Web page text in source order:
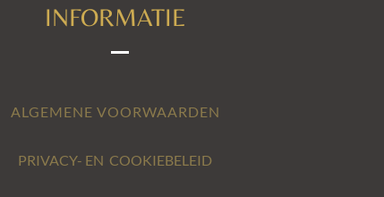
INFORMATIE
ALGEMENE VOORWAARDEN
PRIVACY- EN COOKIEBELEID